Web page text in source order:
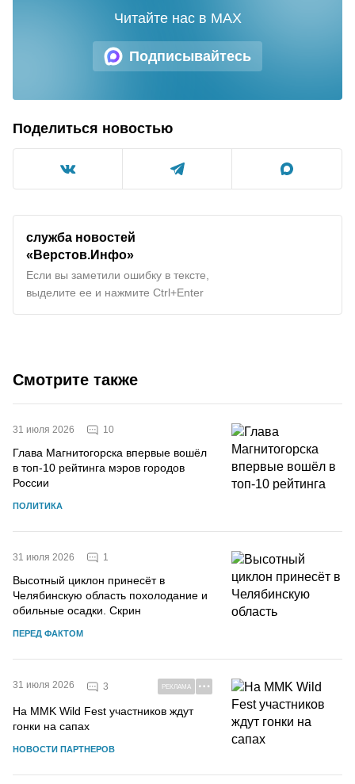
Подписывайтесь
Читайте нас в MAX
Поделиться новостью
служба новостей
«Верстов.Инфо»
Если вы заметили ошибку в тексте,
выделите ее и нажмите Ctrl+Enter
Смотрите также
31 июля 2026 10
Глава Магнитогорска впервые вошёл
в топ-10 рейтинга мэров городов
России
ПОЛИТИКА
31 июля 2026 1
Высотный циклон принесёт в
Челябинскую область похолодание и
обильные осадки. Скрин
ПЕРЕД ФАКТОМ
31 июля 2026 3 РЕКЛАМА
На MMK Wild Fest участников ждут
гонки на сапах
НОВОСТИ ПАРТНЕРОВ